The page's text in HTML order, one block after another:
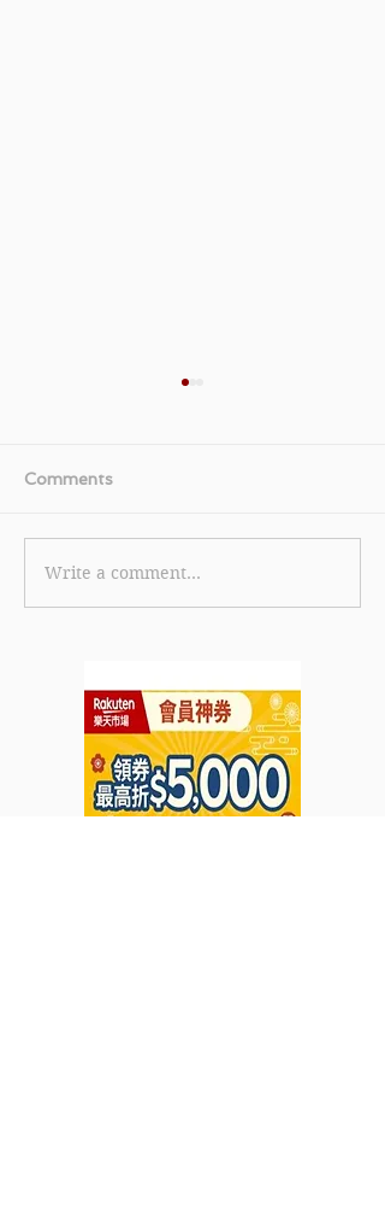
【Kiehl's 優惠】- 使用支
付寶香港 / WeChat Pay
金盞花系列套裝額外送
Kiehl's護膚品收納袋(優惠
到2023年7月23日)
Comments
Write a comment...